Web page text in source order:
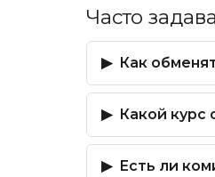
Часто
Как
Какой курс
Есть ли